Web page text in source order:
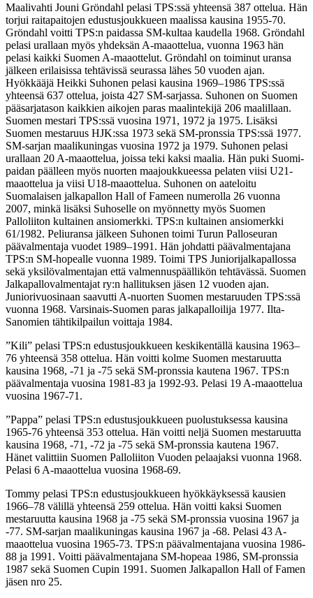
Maalivahti Jouni Gröndahl pelasi TPS:ssä yhteensä 387 ottelua. Hän
torjui raitapaitojen edustusjoukkueen maalissa kausina 1955-70.
Gröndahl voitti TPS:n paidassa SM-kultaa kaudella 1968. Gröndahl
pelasi urallaan myös yhdeksän A-maaottelua, vuonna 1963 hän
pelasi kaikki Suomen A-maaottelut. Gröndahl on toiminut uransa
jälkeen erilaisissa tehtävissä seurassa lähes 50 vuoden ajan.
Hyökkääjä Heikki Suhonen pelasi kausina 1969–1986 TPS:ssä
yhteensä 637 ottelua, joista 427 SM-sarjassa. Suhonen on Suomen
pääsarjatason kaikkien aikojen paras maalintekijä 206 maalillaan.
Suomen mestari TPS:ssä vuosina 1971, 1972 ja 1975. Lisäksi
Suomen mestaruus HJK:ssa 1973 sekä SM-pronssia TPS:ssä 1977.
SM-sarjan maalikuningas vuosina 1972 ja 1979. Suhonen pelasi
urallaan 20 A-maaottelua, joissa teki kaksi maalia. Hän puki Suomi-
paidan päälleen myös nuorten maajoukkueessa pelaten viisi U21-
maaottelua ja viisi U18-maaottelua. Suhonen on aateloitu
Suomalaisen jalkapallon Hall of Fameen numerolla 26 vuonna
2007, minkä lisäksi Suhoselle on myönnetty myös Suomen
Palloliiton kultainen ansiomerkki. TPS:n kultainen ansiomerkki
61/1982. Peliuransa jälkeen Suhonen toimi Turun Palloseuran
päävalmentaja vuodet 1989–1991. Hän johdatti päävalmentajana
TPS:n SM-hopealle vuonna 1989. Toimi TPS Juniorijalkapallossa
sekä yksilövalmentajan että valmennuspäällikön tehtävässä. Suomen
Jalkapallovalmentajat ry:n hallituksen jäsen 12 vuoden ajan.
Juniorivuosinaan saavutti A-nuorten Suomen mestaruuden TPS:ssä
vuonna 1968. Varsinais-Suomen paras jalkapalloilija 1977. Ilta-
Sanomien tähtikilpailun voittaja 1984.
”Kili” pelasi TPS:n edustusjoukkueen keskikentällä kausina 1963–
76 yhteensä 358 ottelua. Hän voitti kolme Suomen mestaruutta
kausina 1968, -71 ja -75 sekä SM-pronssia kautena 1967. TPS:n
päävalmentaja vuosina 1981-83 ja 1992-93. Pelasi 19 A-maaottelua
vuosina 1967-71.
”Pappa” pelasi TPS:n edustusjoukkueen puolustuksessa kausina
1965-76 yhteensä 353 ottelua. Hän voitti neljä Suomen mestaruutta
kausina 1968, -71, -72 ja -75 sekä SM-pronssia kautena 1967.
Hänet valittiin Suomen Palloliiton Vuoden pelaajaksi vuonna 1968.
Pelasi 6 A-maaottelua vuosina 1968-69.
Tommy pelasi TPS:n edustusjoukkueen hyökkäyksessä kausien
1966–78 välillä yhteensä 259 ottelua. Hän voitti kaksi Suomen
mestaruutta kausina 1968 ja -75 sekä SM-pronssia vuosina 1967 ja
-77. SM-sarjan maalikuningas kausina 1967 ja -68. Pelasi 43 A-
maaottelua vuosina 1965-73. TPS:n päävalmentajana vuosina 1986-
88 ja 1991. Voitti päävalmentajana SM-hopeaa 1986, SM-pronssia
1987 sekä Suomen Cupin 1991. Suomen Jalkapallon Hall of Famen
jäsen nro 25.